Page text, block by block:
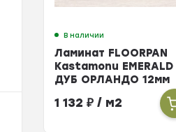
В наличии
Ламинат FLOORPAN
Kastamonu EMERALD
ДУБ ОРЛАНДО 12мм
1 132₽ / м2